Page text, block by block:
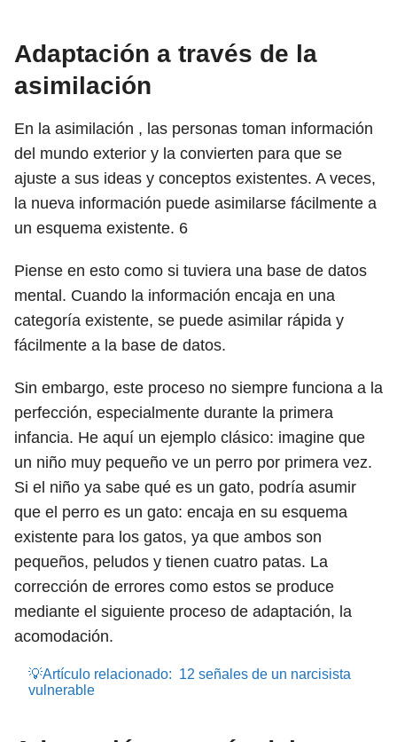
Adaptación a través de la
asimilación
En la asimilación , las personas toman información
del mundo exterior y la convierten para que se
ajuste a sus ideas y conceptos existentes. A veces,
la nueva información puede asimilarse fácilmente a
un esquema existente. 6
Piense en esto como si tuviera una base de datos
mental. Cuando la información encaja en una
categoría existente, se puede asimilar rápida y
fácilmente a la base de datos.
Sin embargo, este proceso no siempre funciona a la
perfección, especialmente durante la primera
infancia. He aquí un ejemplo clásico: imagine que
un niño muy pequeño ve un perro por primera vez.
Si el niño ya sabe qué es un gato, podría asumir
que el perro es un gato: encaja en su esquema
existente para los gatos, ya que ambos son
pequeños, peludos y tienen cuatro patas. La
corrección de errores como estos se produce
mediante el siguiente proceso de adaptación, la
acomodación.
💡Artículo relacionado: 12 señales de un narcisista
vulnerable